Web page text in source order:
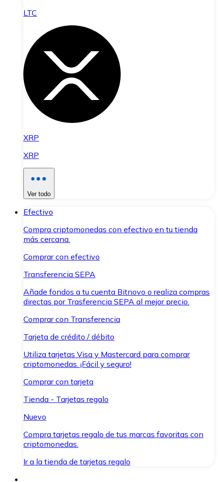
LTC
XRP
XRP
Ver todo
Efectivo
Compra criptomonedas con efectivo en tu tienda
más cercana.
Comprar con efectivo
Transferencia SEPA
Añade fondos a tu cuenta Bitnovo o realiza compras
directas por Trasferencia SEPA al mejor precio.
Comprar con Transferencia
Tarjeta de crédito / débito
Utiliza tarjetas Visa y Mastercard para comprar
criptomonedas. ¡Fácil y seguro!
Comprar con tarjeta
Tienda - Tarjetas regalo
Nuevo
Compra tarjetas regalo de tus marcas favoritas con
criptomonedas.
Ir a la tienda de tarjetas regalo